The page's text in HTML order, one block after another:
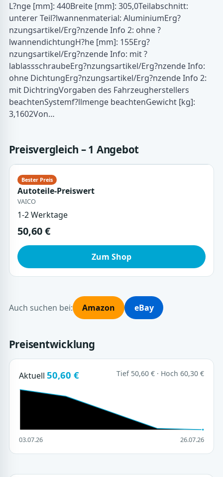
L?nge [mm]: 440Breite [mm]: 305,0Teilabschnitt:
unterer Teil?lwannenmaterial: AluminiumErg?
nzungsartikel/Erg?nzende Info 2: ohne ?
lwannendichtungH?he [mm]: 155Erg?
nzungsartikel/Erg?nzende Info: mit ?
lablassschraubeErg?nzungsartikel/Erg?nzende Info:
ohne DichtungErg?nzungsartikel/Erg?nzende Info 2:
mit DichtringVorgaben des Fahrzeugherstellers
beachtenSystemf?llmenge beachtenGewicht [kg]:
3,1602Von…
Preisvergleich – 1 Angebot
Autoteile-Preiswert
VAICO
1-2 Werktage
50,60 €
Zum Shop
Auch suchen bei: Amazon eBay
Preisentwicklung
Aktuell 50,60 € Tief 50,60 € · Hoch 60,30 €
03.07.26 26.07.26